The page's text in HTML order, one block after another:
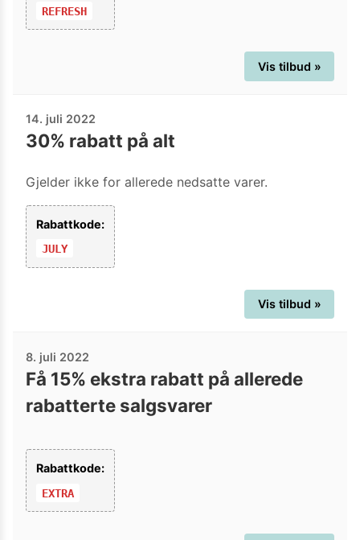
REFRESH
Vis tilbud »
14. juli 2022
30% rabatt på alt
Gjelder ikke for allerede nedsatte varer.
Rabattkode:
JULY
Vis tilbud »
8. juli 2022
Få 15% ekstra rabatt på allerede
rabatterte salgsvarer
Rabattkode:
EXTRA